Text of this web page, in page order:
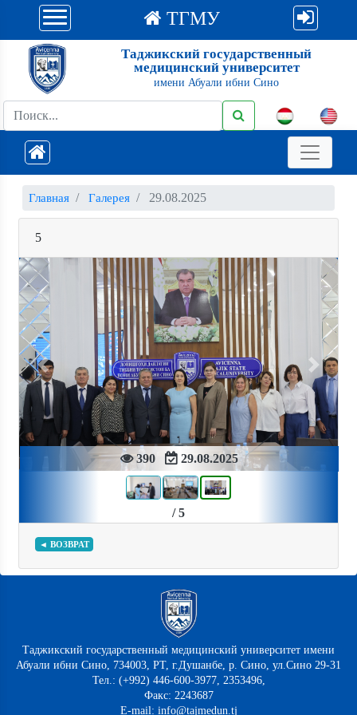
ТГМУ
Таджикский государственный
медицинский университет
имени Абуали ибни Сино
Главная Галерея 29.08.2025
5
390 29.08.2025
Previous Next
/ 5
◄ ВОЗВРАТ
Таджикский государственный медицинский университет имени
Абуали ибни Сино, 734003, РТ, г.Душанбе, р. Сино, ул.Сино 29-31
Тел.: (+992) 446-600-3977, 2353496,
Факс: 2243687
E-mail: info@tajmedun.tj